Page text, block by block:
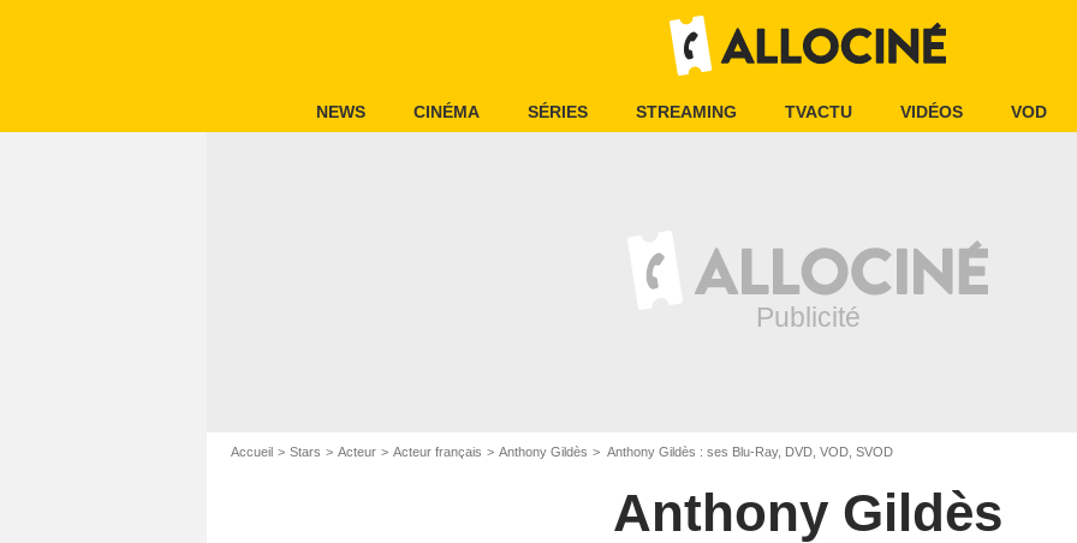
NEWS CINÉMA SÉRIES STREAMING TVACTU VIDÉOS VOD
Accueil Stars Acteur Acteur français Anthony Gildès Anthony Gildès : ses Blu-Ray, DVD, VOD, SVOD
Anthony Gildès